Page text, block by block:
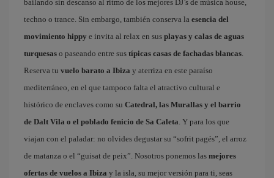
bailando sin descanso al ritmo de los mejores DJ’s de música house,
techno o trance. Sin embargo, también conserva la esencia del
movimiento hippy e invita al relax en sus playas y calas de aguas
turquesas o paseando entre sus típicas casas de fachadas blancas.
Reserva tu vuelo barato a Ibiza y aterriza en este paraíso
mediterráneo, en el que tampoco falta el atractivo cultural e
histórico de enclaves como su Catedral, las Murallas y el barrio
de Dalt Vila o el poblado fenicio de Sa Caleta. Y para los que
viajan con el paladar: no olvides degustar su “sofrit pagés”, el arroz
de matanza o el “guisat de peix”. Nosotros ponemos las mejores
ofertas de vuelos a Ibiza y la isla, su mejor versión para ti, seas